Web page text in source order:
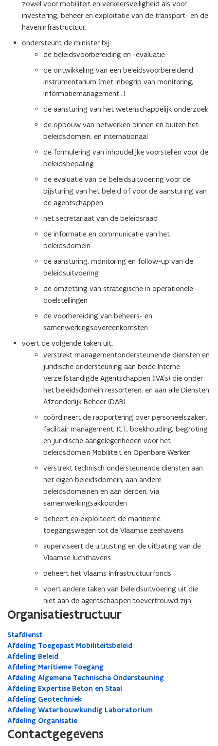
zowel voor mobiliteit en verkeersveiligheid als voor
investering, beheer en exploitatie van de transport- en de
haveninfrastructuur:
ondersteunt de minister bij:
de beleidsvoorbereiding en -evaluatie
de ontwikkeling van een beleidsvoorbereidend
instrumentarium (met inbegrip van monitoring,
informatiemanagement…)
de aansturing van het wetenschappelijk onderzoek
de opbouw van netwerken binnen en buiten het
beleidsdomein, en internationaal
de formulering van inhoudelijke voorstellen voor de
beleidsbepaling
de evaluatie van de beleidsuitvoering voor de
bijsturing van het beleid of voor de aansturing van
de agentschappen
het secretariaat van de beleidsraad
de informatie en communicatie van het
beleidsdomein
de aansturing, monitoring en follow-up van de
beleidsuitvoering
de omzetting van strategische in operationele
doelstellingen
de voorbereiding van beheers- en
samenwerkingsovereenkomsten
voert de volgende taken uit:
verstrekt managementondersteunende diensten en
juridische ondersteuning aan beide Interne
Verzelfstandigde Agentschappen (IVA's) die onder
het beleidsdomein ressorteren, en aan alle Diensten
Afzonderlijk Beheer (DAB)
coördineert de rapportering over personeelszaken,
facilitair management, ICT, boekhouding, begroting
en juridische aangelegenheden voor het
beleidsdomein Mobiliteit en Openbare Werken
verstrekt technisch ondersteunende diensten aan
het eigen beleidsdomein, aan andere
beleidsdomeinen en aan derden, via
samenwerkingsakkoorden
beheert en exploiteert de maritieme
toegangswegen tot de Vlaamse zeehavens
superviseert de uitrusting en de uitbating van de
Vlaamse luchthavens
beheert het Vlaams Infrastructuurfonds
voert andere taken van beleidsuitvoering uit die
niet aan de agentschappen toevertrouwd zijn.
Organisatiestructuur
Stafdienst
Afdeling Toegepast Mobiliteitsbeleid
Afdeling Beleid
Afdeling Maritieme Toegang
Afdeling Algemene Technische Ondersteuning
Afdeling Expertise Beton en Staal
Afdeling Geotechniek
Afdeling Waterbouwkundig Laboratorium
Afdeling Organisatie
Contactgegevens